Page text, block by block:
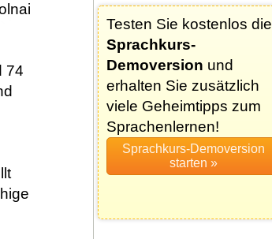
74
Testen Sie kostenlos die
Sprachkurs-
Demoversion und
erhalten Sie zusätzlich
viele Geheimtipps zum
Sprachenlernen!